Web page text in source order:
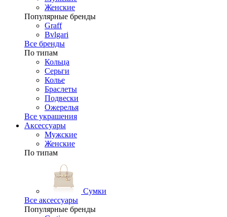
Женские
Популярные бренды
Graff
Bvlgari
Все бренды
По типам
Кольца
Серьги
Колье
Браслеты
Подвески
Ожерелья
Все украшения
Аксессуары
Мужские
Женские
По типам
Сумки
Все аксессуары
Популярные бренды